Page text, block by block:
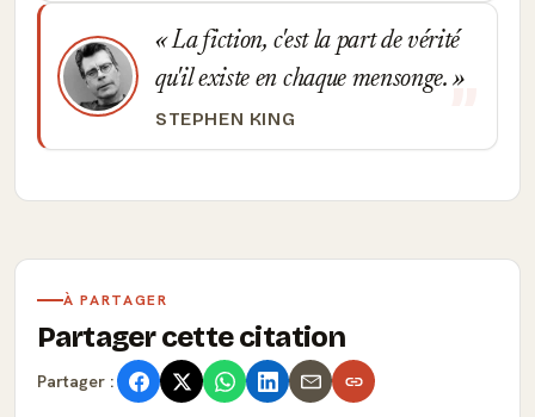
La fiction, c'est la part de vérité
qu'il existe en chaque mensonge.
STEPHEN KING
À PARTAGER
Partager cette citation
Partager :